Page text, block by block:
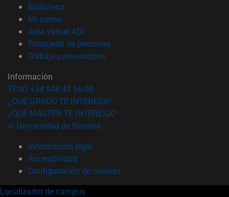
Biblioteca
Mi correo(abre en nueva ventana)
Aula virtual ADI
Búsqueda de personas(abre en nueva ventana)
Trabaja con nosotros(abre en nueva ventana)
Información
TFNO +34 948 42 56 00
¿QUÉ GRADO TE INTERESA?
¿QUÉ MÁSTER TE INTERESA?
© Universidad de Navarra
Información legal
Accesibilidad
Configuración de cookies
Localizador de campus